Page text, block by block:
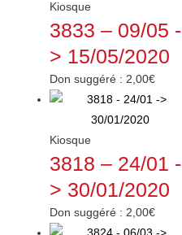
Kiosque
3833 – 09/05 -
> 15/05/2020
Don suggéré :2,00€
Kiosque
3818 – 24/01 -
> 30/01/2020
Don suggéré :2,00€